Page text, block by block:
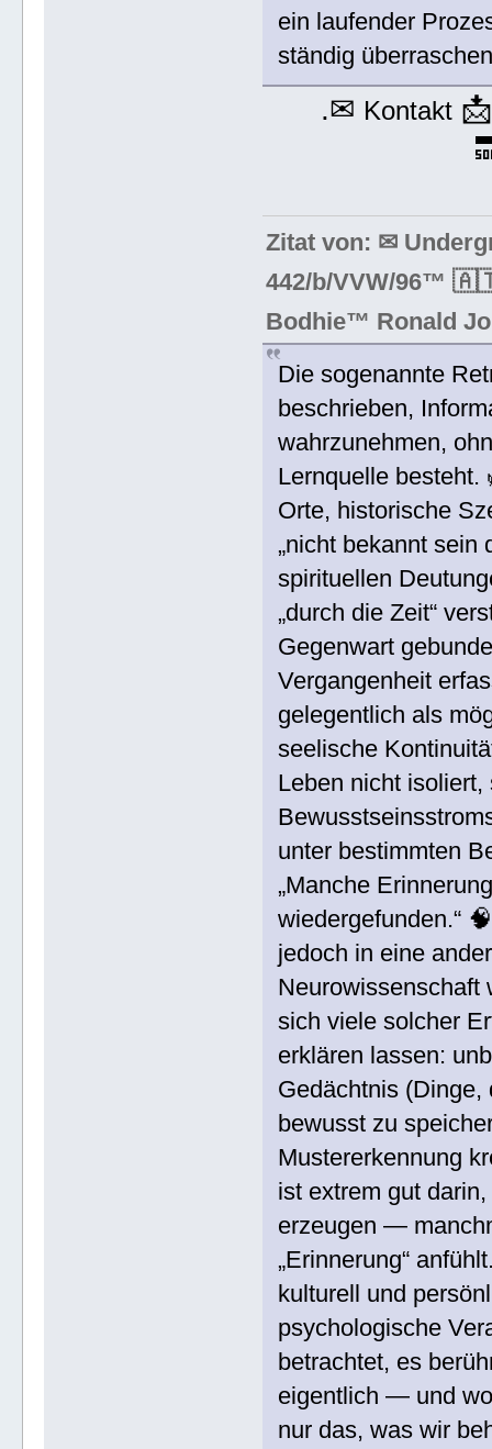
ein laufender
ständig
.✉ Kontakt
Zitat von: ✉
442/b/VVW/96™
Bodhie™ Ronald
Die sogenannte
beschrieben,
wahrzunehmen,
Lernquelle besteht.
Orte, historische
„nicht bekannt sein
spirituellen
„durch die Zeit“
Gegenwart
Vergangenheit
gelegentlich als
seelische
Leben nicht
unter bestimmten
„Manche
wiedergefunden.“
jedoch in eine
Neurowissenschaft
sich viele solcher
erklären lassen:
Gedächtnis (Dinge,
bewusst zu
Mustererkennung
ist extrem gut
erzeugen —
„Erinnerung“
kulturell und
psychologische
betrachtet, es
eigentlich — und
nur das, was wir